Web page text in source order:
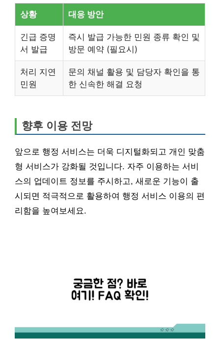
상황 대응 방안
긴급 증명
서 발급
즉시 발급 가능한 민원 종류 확인 및
방문 예약 (필요시)
처리 지연
민원
문의 채널 활용 및 담당자 확인을 통
한 신속한 해결 요청
향후 이용 전망
앞으로 행정 서비스는 더욱 디지털화되고 개인 맞춤
형 서비스가 강화될 것입니다. 자주 이용하는 서비
스의 업데이트 정보를 주시하고, 새로운 기능이 출
시되면 적극적으로 활용하여 행정 서비스 이용의 편
리함을 높여보세요.